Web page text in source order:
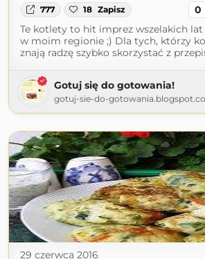
777 18 Zapisz 0
Te kotlety to hit imprez wszelakich
w moim regionie ;) Dla tych, którzy
znają radzę szybko skorzystać z
Gotuj się do gotowania!
gotuj-sie-do-
29 czerwca 2016